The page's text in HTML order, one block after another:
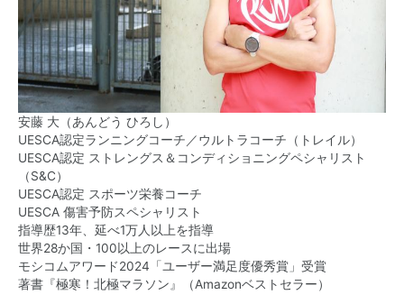
安藤 大（あんどう ひろし）
UESCA認定ランニングコーチ／ウルトラコーチ（トレイル）
UESCA認定 ストレングス＆コンディショニングペシャリスト
（S&C）
UESCA認定 スポーツ栄養コーチ
UESCA 傷害予防スペシャリスト
指導歴13年、延べ1万人以上を指導
世界28か国・100以上のレースに出場
モシコムアワード2024「ユーザー満足度優秀賞」受賞
著書『極寒！北極マラソン』（Amazonベストセラー）